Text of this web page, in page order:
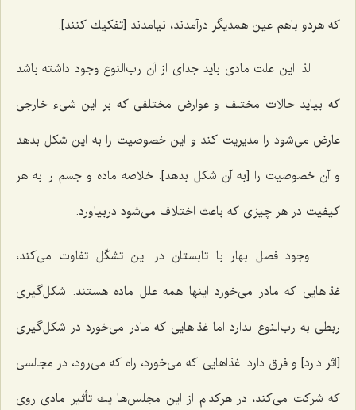
كه هردو باهم عین همدیگر درآمدند، نیامدند [تفكیك كنند].
لذا این علت مادى باید جداى از آن رب‌النوع وجود داشته باشد
كه بیاید حالات مختلف و عوارض مختلفی كه بر این شیء خارجى
عارض مى‌شود را مدیریت كند و این خصوصیت را به این شكل بدهد
و آن خصوصیت را [به آن شکل بدهد]. خلاصه ماده و جسم را به هر
كیفیت در هر چیزى كه باعث اختلاف مى‌شود دربیاورد.
وجود فصل بهار با تابستان در این تشكّل تفاوت مى‌كند،
غذاهایى كه مادر مى‌خورد اینها همه علل ماده هستند. شكل‌گیرى
ربطى به رب‌النوع ندارد اما غذاهایى كه مادر مى‌خورد در شكل‌گیرى
[اثر دارد] و فرق دارد. غذاهایى كه مى‌خورد، راه كه مى‌رود، در مجالسى
كه شركت مى‌كند، در هركدام از این مجلس‌ها یك تأثیر مادى روى